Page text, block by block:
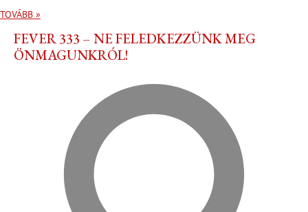
TOVÁBB »
FEVER 333 – NE FELEDKEZZÜNK MEG
ÖNMAGUNKRÓL!